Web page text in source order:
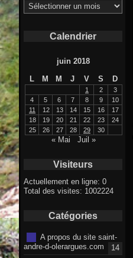
Archives
Calendrier
juin 2018
L
M M J V S D
1 2
3
4
5 6 7 8 9
10
11
12 13 14 15 16
17
18
19 20 21 22 23
24
25
26 27 28 29 30
« Mai Juil »
Visiteurs
Actuellement en ligne: 0
Total des visites: 1002224
Catégories
A propos du site saint-
andre-d-olerargues.com
14